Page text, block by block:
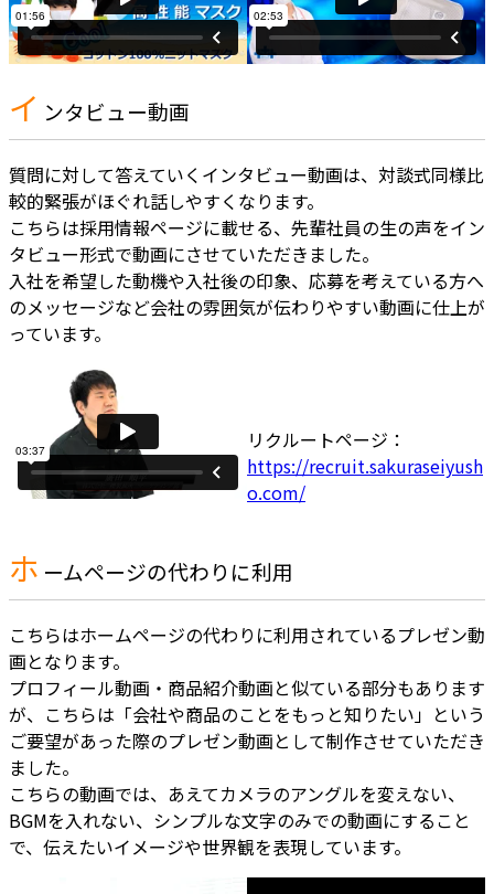
イ ンタビュー動画
質問に対して答えていくインタビュー動画は、対談式同様比
較的緊張がほぐれ話しやすくなります。
こちらは採用情報ページに載せる、先輩社員の生の声をイン
タビュー形式で動画にさせていただきました。
入社を希望した動機や入社後の印象、応募を考えている方へ
のメッセージなど会社の雰囲気が伝わりやすい動画に仕上が
っています。
リクルートページ：
https://recruit.sakuraseiyush
o.com/
ホ ームページの代わりに利用
こちらはホームページの代わりに利用されているプレゼン動
画となります。
プロフィール動画・商品紹介動画と似ている部分もあります
が、こちらは「会社や商品のことをもっと知りたい」という
ご要望があった際のプレゼン動画として制作させていただき
ました。
こちらの動画では、あえてカメラのアングルを変えない、
BGMを入れない、シンプルな文字のみでの動画にすること
で、伝えたいイメージや世界観を表現しています。